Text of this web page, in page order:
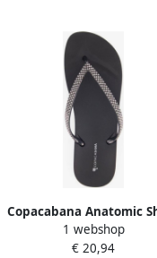
Copacabana Anatomic
dames teenslippers
1 webshop
€ 20,94